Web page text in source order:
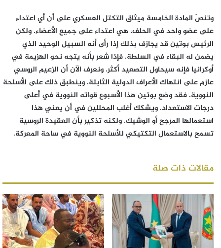
وتنصّ المادة الخامسة ميثاق التكتل العسكري على أن أي اعتداء
على عضو واحد في الحلف، هي اعتداء على جميع الأعضاء. ولكن
الرئيس بوتين قد يجازف بذلك إذا رأى أنه السبيل الوحيد الذي
يضمن له البقاء في السلطة. فإذا شعر بأنه يتجه نحو الهزيمة في
أوكرانيا فإنه سيحاول التصعيد أكثر. ونعرف الآن أن الزعيم الروسي
عازم على انتهاك الأعراف الدولية الثابتة. وينطبق ذلك على الأسلحة
النووية. فقد وضع بوتين هذا الأسبوع قواته النووية في أعلى
درجات الاستعداد. ويشكك أغلب المحللين في أن يعني هذا
استعمالها المرجح أو الوشيك. ولكنه تذكير بأن العقيدة الروسية
تسمح بالاستعمال التكتيكي للأسلحة النووية في ساحة المعركة.
مقالات ذات صلة